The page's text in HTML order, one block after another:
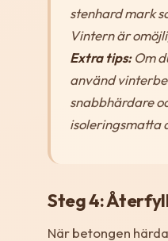
stenhard mark
Vintern är
Extra tips:Om
använd
snabbhärdare
isoleringsmatta
Steg 4:
När betongen